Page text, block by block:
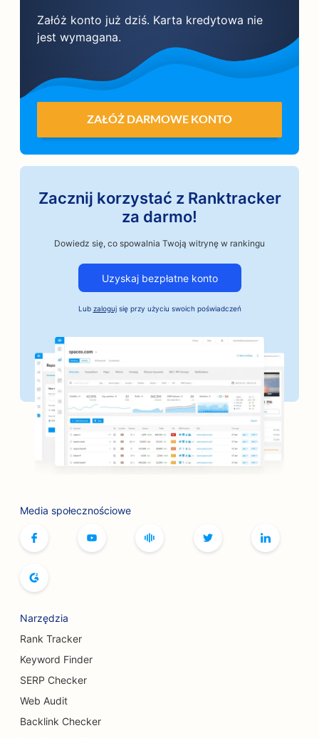
Załóż konto już dziś. Karta kredytowa nie
jest wymagana.
ZAŁÓŻ DARMOWE KONTO
Zacznij korzystać z Ranktracker
za darmo!
Dowiedz się, co spowalnia Twoją witrynę w rankingu
Uzyskaj bezpłatne konto
Lub zalogujsię przy użyciu swoich poświadczeń
Media społecznościowe
Narzędzia
Rank Tracker
Keyword Finder
SERP Checker
Web Audit
Backlink Checker